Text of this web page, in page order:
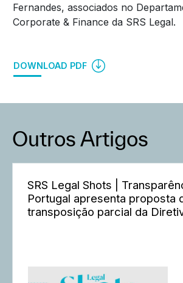
Fernandes, associados no
Corporate & Finance da SRS Legal.
DOWNLOAD PDF
Outros Artigos
SRS Legal Shots |
Portugal apresenta proposta
transposição parcial da